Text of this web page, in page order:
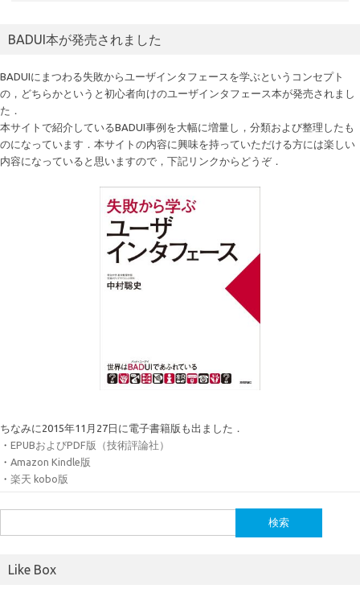
BADUI本が発売されました
BADUIにまつわる失敗からユーザインタフェースを学ぶというコンセプト
の，どちらかというと初心者向けのユーザインタフェース本が発売されまし
た．
本サイトで紹介しているBADUI事例を大幅に増量し，分類および整理したも
のになっています．本サイトの内容に興味を持っていただける方には楽しい
内容になっていると思いますので，下記リンクからどうぞ．
ちなみに2015年11月27日に電子書籍版も出ました．
・ EPUBおよびPDF版（技術評論社）
・ Amazon Kindle版
・ 楽天 kobo版
索:
Like Box